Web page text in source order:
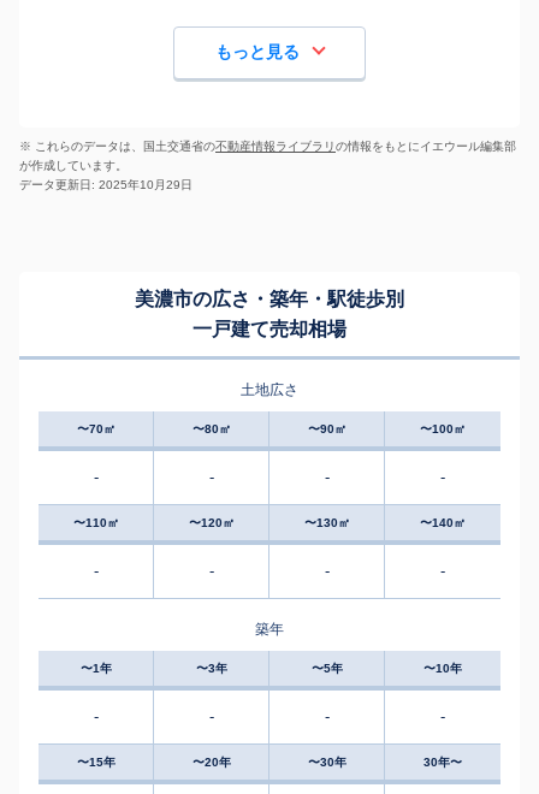
もっと見る
※ これらのデータは、国土交通省の不動産情報ライブラリの情報をもとにイエウール編集部
が作成しています。
データ更新日: 2025年10月29日
美濃市の広さ・築年・駅徒歩別
一戸建て売却相場
土地広さ
〜70㎡ 〜80㎡ 〜90㎡ 〜100㎡
- - - -
〜110㎡ 〜120㎡ 〜130㎡ 〜140㎡
- - - -
築年
〜1年 〜3年 〜5年 〜10年
- - - -
〜15年 〜20年 〜30年 30年〜